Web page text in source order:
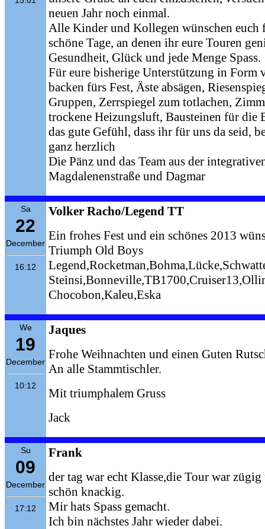
neuen Jahr noch einmal.
Alle Kinder und Kollegen wünschen euch
schöne Tage, an denen ihr eure Touren
Gesundheit, Glück und jede Menge Spass.
Für eure bisherige Unterstützung in Form
backen fürs Fest, Äste absägen,
Gruppen, Zerrspiegel zum totlachen,
trockene Heizungsluft, Bausteinen für die
das gute Gefühl, dass ihr für uns da seid,
ganz herzlich
Die Pänz und das Team aus der
Magdalenenstraße und Dagmar
Sa
22
December
16:12
Volker Racho/Legend TT
Ein frohes Fest und ein schönes 2013
Triumph Old Boys
Chocobon,Kaleu,Eska
We
19
December
10:12
Jaques
Frohe Weihnachten und einen Guten
An alle Stammtischler.
Mit triumphalem Gruss
Jack
Su
09
December
17:12
Frank
der tag war echt Klasse,die Tour war
schön knackig.
Mir hats Spass gemacht.
Ich bin nächstes Jahr wieder dabei.